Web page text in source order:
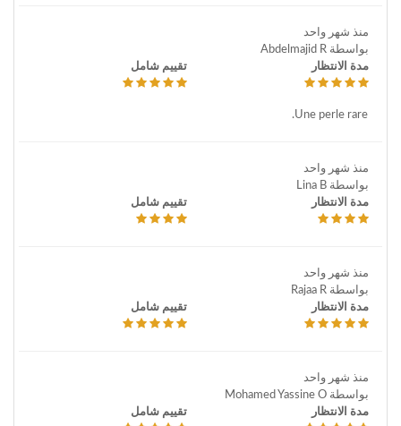
منذ شهر واحد
بواسطة Abdelmajid R
مدة الانتظار
تقييم شامل
Une perle rare.
منذ شهر واحد
بواسطة Lina B
مدة الانتظار
تقييم شامل
منذ شهر واحد
بواسطة Rajaa R
مدة الانتظار
تقييم شامل
منذ شهر واحد
بواسطة Mohamed Yassine O
مدة الانتظار
تقييم شامل